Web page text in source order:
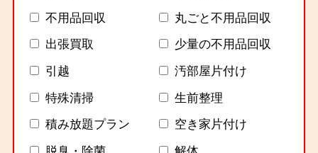
不用品回収
丸ごと不用品回収
出張買取
少量の不用品回収
引越
汚部屋片付け
特殊清掃
生前整理
積み放題プラン
空き家片付け